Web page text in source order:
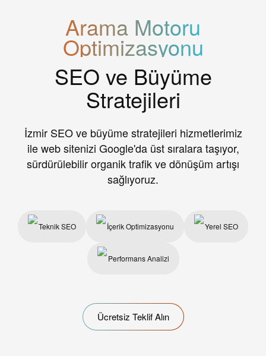
Arama Motoru
Optimizasyonu
SEO ve Büyüme
Stratejileri
İzmir SEO ve büyüme stratejileri hizmetlerimiz
ile web sitenizi Google'da üst sıralara taşıyor,
sürdürülebilir organik trafik ve dönüşüm artışı
sağlıyoruz.
Teknik SEO İçerik Optimizasyonu Yerel SEO
Performans Analizi
Ücretsiz Teklif Alın
Organik trafiğinizi ve dönüşümlerinizi artırmak için uçtan uca SEO
çözümleri
Site yapısı, URL hiyerarşisi, indexleme ve Core Web Vitals gibi
teknik konuları iyileştiriyoruz.
İçerik Optimizasyonu
Mevcut içeriklerinizi SEO uyumlu hale getiriyor, yeni içerikler için
Performans Optimizasyonu
görünürlüğünüzü artırıyoruz.